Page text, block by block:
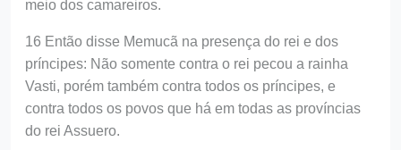
meio dos camareiros.
16 Então disse Memucã na presença do rei e dos
príncipes: Não somente contra o rei pecou a rainha
Vasti, porém também contra todos os príncipes, e
contra todos os povos que há em todas as províncias
do rei Assuero.